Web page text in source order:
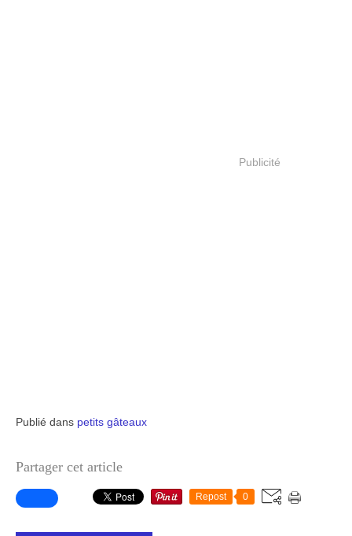
Publicité
Publié dans petits gâteaux
Partager cet article
Repost 0